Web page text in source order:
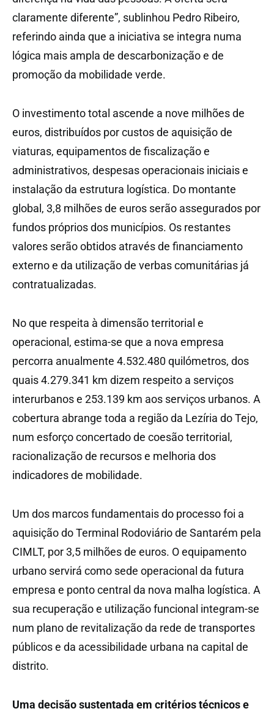
claramente diferente”, sublinhou Pedro Ribeiro,
referindo ainda que a iniciativa se integra numa
lógica mais ampla de descarbonização e de
promoção da mobilidade verde.
O investimento total ascende a nove milhões de
euros, distribuídos por custos de aquisição de
viaturas, equipamentos de fiscalização e
administrativos, despesas operacionais iniciais e
instalação da estrutura logística. Do montante
global, 3,8 milhões de euros serão assegurados por
fundos próprios dos municípios. Os restantes
valores serão obtidos através de financiamento
externo e da utilização de verbas comunitárias já
contratualizadas.
No que respeita à dimensão territorial e
operacional, estima-se que a nova empresa
percorra anualmente 4.532.480 quilómetros, dos
quais 4.279.341 km dizem respeito a serviços
interurbanos e 253.139 km aos serviços urbanos. A
cobertura abrange toda a região da Lezíria do Tejo,
num esforço concertado de coesão territorial,
racionalização de recursos e melhoria dos
indicadores de mobilidade.
Um dos marcos fundamentais do processo foi a
aquisição do Terminal Rodoviário de Santarém pela
CIMLT, por 3,5 milhões de euros. O equipamento
urbano servirá como sede operacional da futura
empresa e ponto central da nova malha logística. A
sua recuperação e utilização funcional integram-se
num plano de revitalização da rede de transportes
públicos e da acessibilidade urbana na capital de
distrito.
Uma decisão sustentada em critérios técnicos e